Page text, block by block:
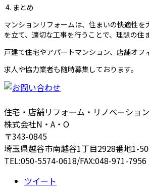
4. まとめ
マンションリフォームは、住まいの快適性
を立て、適切な工事を行うことで、理想の住
戸建て住宅やアパートマンション、店舗オ
求人や協力業者も随時募集しております。
住宅・店舗リフォーム・リノベーショ
株式会社N・A・O
〒343-0845
埼玉県越谷市南越谷1丁目2928番地1-
TEL:050-5574-0618/FAX:048-971-7956
ツイート